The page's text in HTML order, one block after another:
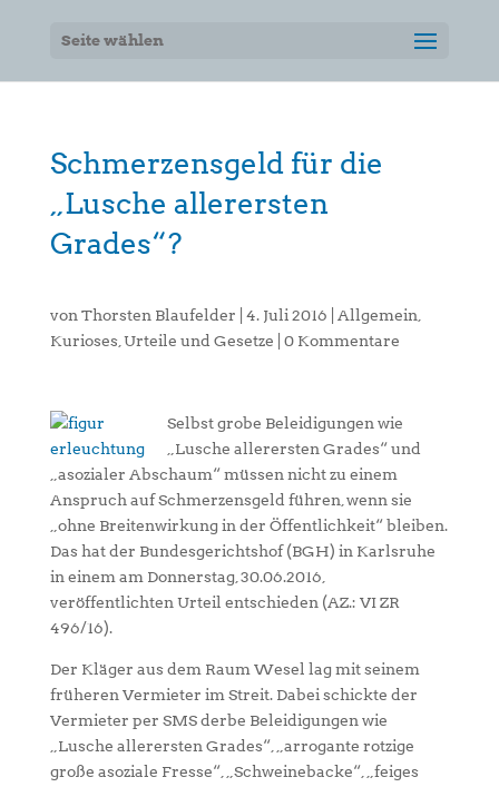
Seite wählen
Schmerzensgeld für die
„Lusche allerersten
Grades“?
von Thorsten Blaufelder 4. Juli 2016 Allgemein
Kurioses, Urteile und Gesetze 0 Kommentare
Selbst grobe Beleidigungen wie
„Lusche allerersten Grades“ und
„asozialer Abschaum“ müssen nicht zu einem
Anspruch auf Schmerzensgeld führen, wenn sie
„ohne Breitenwirkung in der Öffentlichkeit“ bleiben.
Das hat der Bundesgerichtshof (BGH) in Karlsruhe
in einem am Donnerstag, 30.06.2016,
veröffentlichten Urteil entschieden (AZ.: VI ZR
496/16).
Der Kläger aus dem Raum Wesel lag mit seinem
früheren Vermieter im Streit. Dabei schickte der
Vermieter per SMS derbe Beleidigungen wie
„Lusche allerersten Grades“, „arrogante rotzige
große asoziale Fresse“, „Schweinebacke“, „feiges